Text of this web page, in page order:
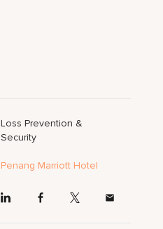
Loss Prevention &
Security
Penang Marriott Hotel